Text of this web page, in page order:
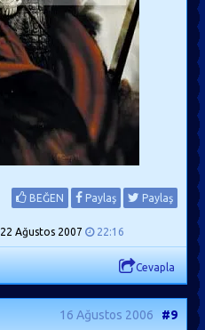
BEĞEN Paylaş Paylaş
22 Ağustos 2007 22:16
Cevapla
16 Ağustos 2006 #9